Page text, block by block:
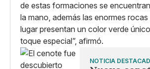
de estas formaciones se
la mano, además las enormes
lugar presentan un color verde
toque especial”, afirmó.
NOTICIA